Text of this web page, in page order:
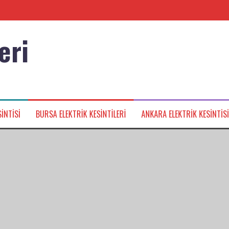
BURSA ELEKTRIK KESINTILERI ANKARA ELEKTRIK KESINTISI